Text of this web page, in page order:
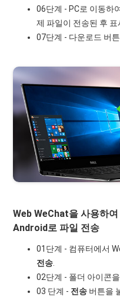
06단계 - PC로 이동하
제 파일이 전송된 후 표
07단계 - 다운로드 버
Web WeChat을 사용하
Android로 파일 전송
01단계 - 컴퓨터에서
전송
02단계 - 폴더 아이콘
03 단계 - 전송 버튼을